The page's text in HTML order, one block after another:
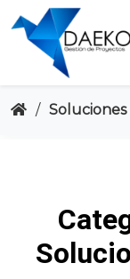
al
contenido
/